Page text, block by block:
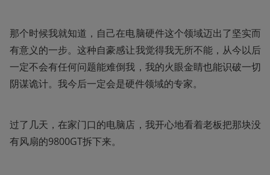
那个时候我就知道，自己在电脑硬件这个领域迈出了坚实而
有意义的一步。这种自豪感让我觉得我无所不能，从今以后
一定不会有任何问题能难倒我，我的火眼金睛也能识破一切
阴谋诡计。我今后一定会是硬件领域的专家。
过了几天，在家门口的电脑店，我开心地看着老板把那块没
有风扇的9800GT拆下来。